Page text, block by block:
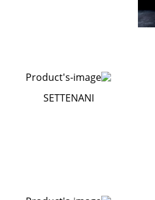
SETTENANI